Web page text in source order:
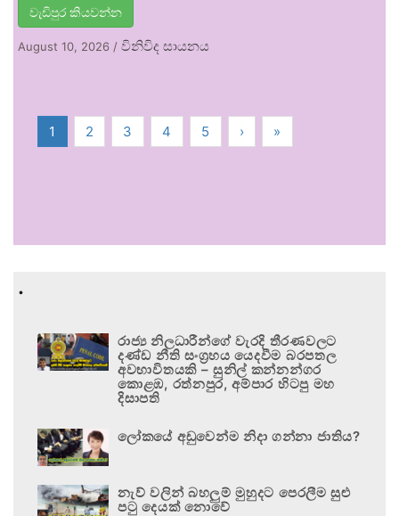
වැඩිපුර කියවන්න
August 10, 2026 / විනිවිද සායනය
1 2 3 4 5 › »
.
රාජ්‍ය නිලධාරීන්ගේ වැරදි තීරණවලට
දණ්ඩ නීති සංග්‍රහය යෙදවීම බරපතල
අවභාවිතයකි – සුනිල් කන්නන්ගර
කොළඹ, රත්නපුර, අම්පාර හිටපු මහ
දිසාපති
ලෝකයේ අඩුවෙන්ම නිදා ගන්නා ජාතිය?
නැව් වලින් බහලුම් මුහුදට පෙරලීම සුළු
පටු දෙයක් නොවේ